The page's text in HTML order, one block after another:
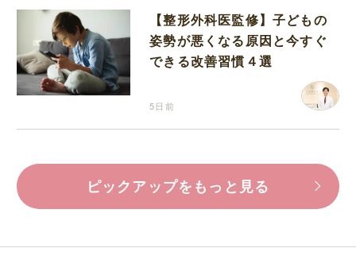
【整形外科医監修】子どもの
姿勢が悪くなる原因と今すぐ
できる改善習慣４選
5日前
ピックアップをもっと見る